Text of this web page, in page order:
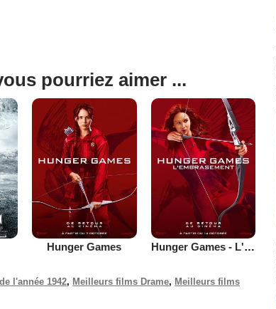
pourriez aimer ...
Hunger Games Hunger Games - L'embrasement
l'année 1942, Meilleurs films Drame, Meilleurs films